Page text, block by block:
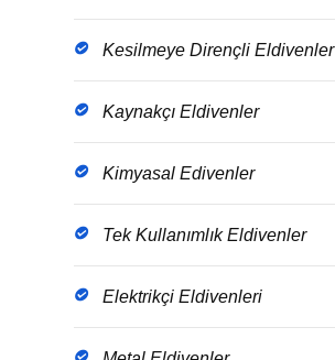
Kesilmeye Dirençli Eldivenler
Kaynakçı Eldivenler
Kimyasal Edivenler
Tek Kullanımlık Eldivenler
Elektrikçi Eldivenleri